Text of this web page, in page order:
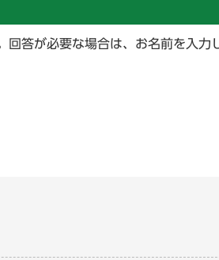
回答が必要な場合は、お名前を入力